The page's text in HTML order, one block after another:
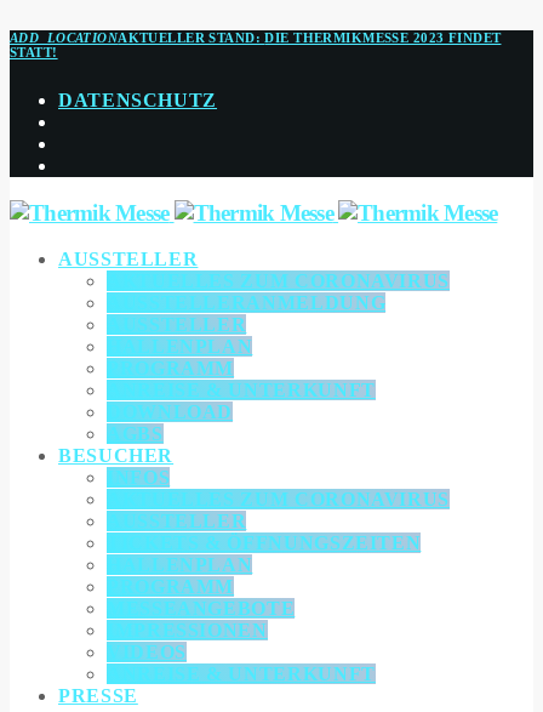
ADD_LOCATIONAKTUELLER STAND:DIE THERMIKMESSE 2023 FINDET
STATT!
DATENSCHUTZ
AUSSTELLER
AKTUELLES ZUM CORONAVIRUS
AUSSTELLERANMELDUNG
AUSSTELLER
HALLENPLAN
PROGRAMM
ANREISE & UNTERKUNFT
DOWNLOAD
AGBS
BESUCHER
INFOS
AKTUELLES ZUM CORONAVIRUS
AUSSTELLER
TICKETS & ÖFFNUNGSZEITEN
HALLENPLAN
PROGRAMM
MESSEANGEBOTE
IMPRESSIONEN
VIDEOS
ANREISE & UNTERKUNFT
PRESSE